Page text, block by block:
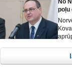
un
No
poļu